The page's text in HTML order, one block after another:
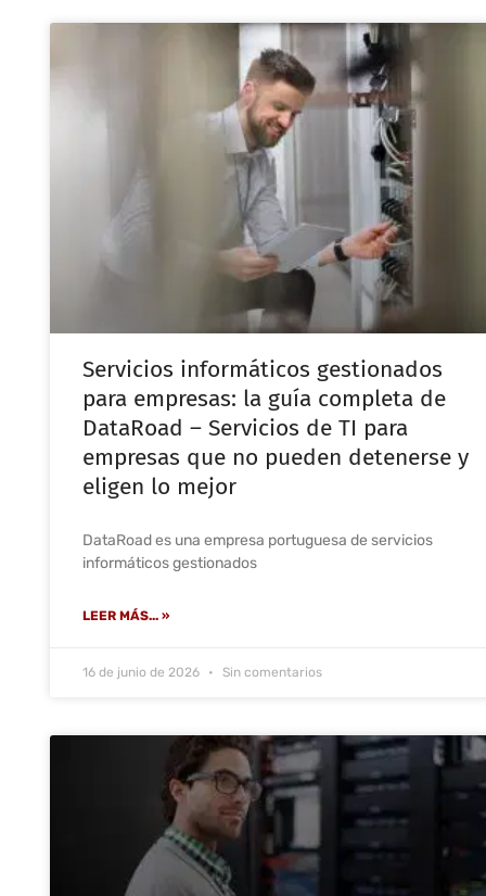
Servicios informáticos gestionados
para empresas: la guía completa de
DataRoad – Servicios de TI para
empresas que no pueden detenerse y
eligen lo mejor
DataRoad es una empresa portuguesa de servicios
informáticos gestionados
LEER MÁS... »
16 de junio de 2026 Sin comentarios